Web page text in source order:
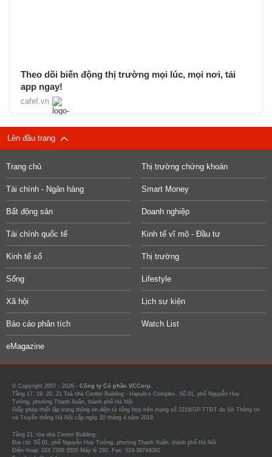
Theo dõi biến động thị trường mọi lúc, mọi nơi, tải
app ngay!
cafef.vn
Lên đầu trang
Trang chủ Thị trường chứng khoán
Tài chính - Ngân hàng Smart Money
Bất động sản Doanh nghiệp
Tài chính quốc tế Kinh tế vĩ mô - Đầu tư
Kinh tế số Thị trường
Sống Lifestyle
Xã hội Lịch sự kiện
Báo cáo phân tích Watch List
eMagazine
© Copyright 2007 - 2026 - Công ty Cổ phần VCCorp.
Tầng 17, 19, 20, 21 Toà nhà Center Building - Hapulico Complex, Số 01, phố Nguyễn Huy
Tưởng, phường Thanh Xuân, thành phố Hà Nội
Giấy phép thiết lập trang thông tin điện tử tổng hợp trên mạng số 2216/GP-TTĐT do Sở Thông tin
và Truyền thông Hà Nội cấp ngày 10 tháng 4 năm 2019.
Tầng 21, tòa nhà Center Building.
Địa chỉ: Số 01, phố Nguyễn Huy Tưởng, phường Thanh Xuân, thành phố Hà Nội
Điện thoại: 024 7309 5555 Máy lẻ 292. Fax: 024-39744082